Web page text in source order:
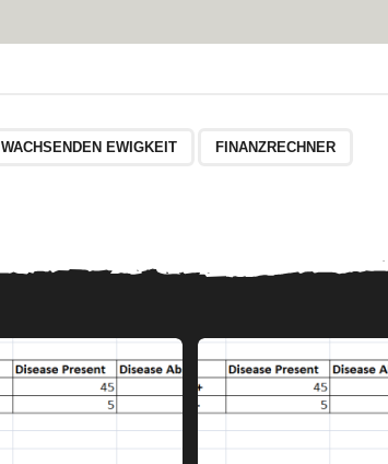
EWIGKEIT FINANZRECHNER